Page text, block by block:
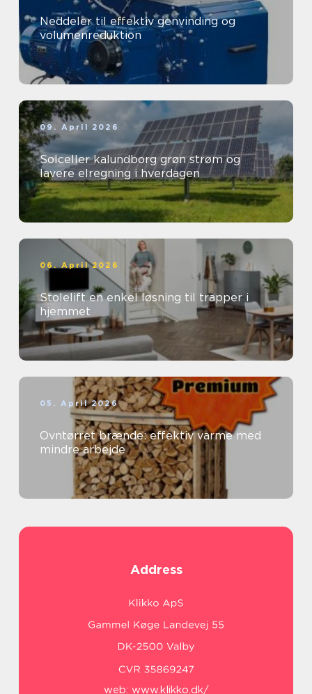
Neddeler til effektiv genvinding og
volumenreduktion
09. April 2026
Solceller kalundborg grøn strøm og
lavere elregning i hverdagen
06. April 2026
Stolelift en enkel løsning til trapper i
hjemmet
05. April 2026
Ovntørret brænde: effektiv varme med
mindre arbejde
Address
web: www.klikko.dk/